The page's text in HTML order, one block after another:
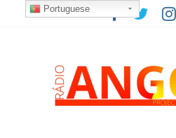
Portuguese